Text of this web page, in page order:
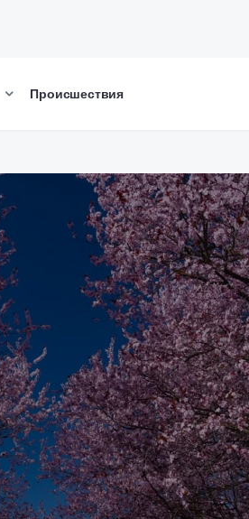
Происшествия